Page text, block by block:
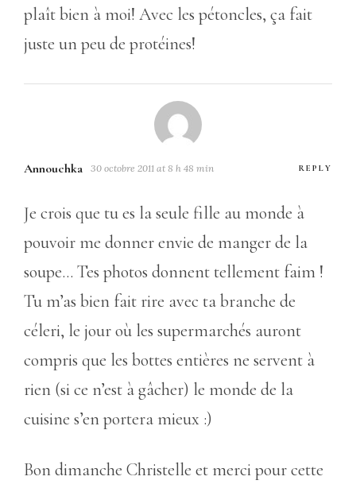
plaît bien à moi! Avec les pétoncles, ça fait
juste un peu de protéines!
Annouchka 30 octobre 2011 at 8 h 48 min REPLY
Je crois que tu es la seule fille au monde à
pouvoir me donner envie de manger de la
soupe… Tes photos donnent tellement faim !
Tu m’as bien fait rire avec ta branche de
céleri, le jour où les supermarchés auront
compris que les bottes entières ne servent à
rien (si ce n’est à gâcher) le monde de la
cuisine s’en portera mieux :)
Bon dimanche Christelle et merci pour cette